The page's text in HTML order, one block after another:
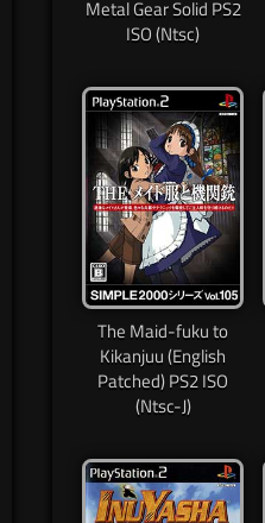
Metal Gear Solid PS2
ISO (Ntsc)
The Maid-fuku to
Kikanjuu (English
Patched) PS2 ISO
(Ntsc-J)